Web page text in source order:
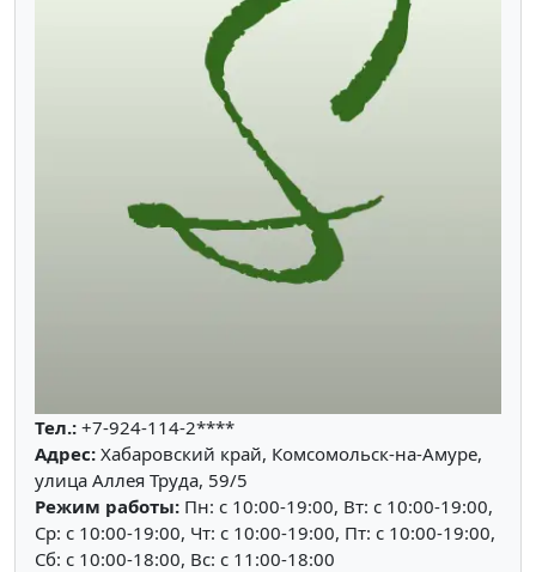
Тел.: +7-924-114-2****
Адрес: Хабаровский край, Комсомольск-на-Амуре,
улица Аллея Труда, 59/5
Режим работы: Пн: c 10:00-19:00, Вт: c 10:00-19:00,
Ср: c 10:00-19:00, Чт: c 10:00-19:00, Пт: c 10:00-19:00,
Сб: c 10:00-18:00, Вс: c 11:00-18:00